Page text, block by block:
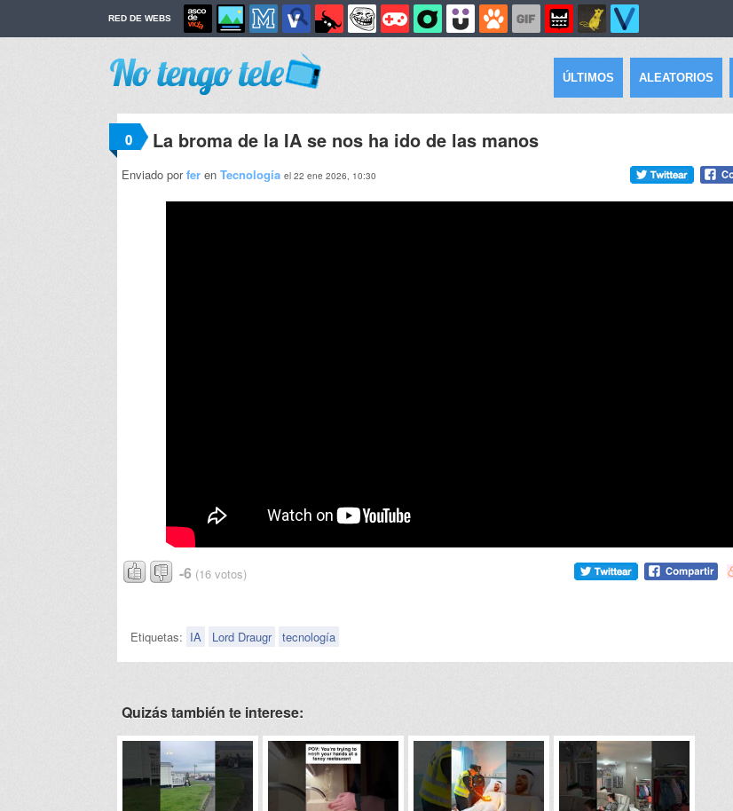
RED DE WEBS
ÚLTIMOS ALEATORIOS
0 La broma de la IA se nos ha ido de las manos
Enviado porfer en Tecnología el 22 ene 2026, 10:30
-6 (16 votos)
Etiquetas: IA Lord Draugr tecnología
Quizás también te interese: